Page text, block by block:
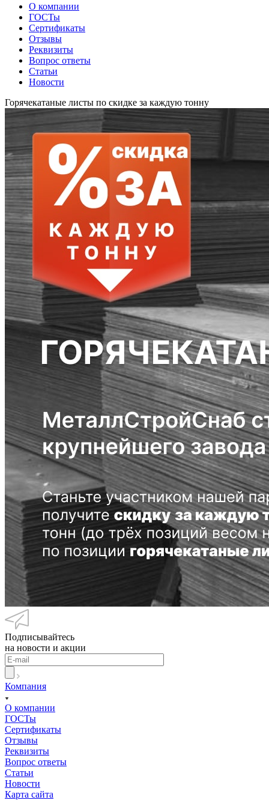
О компании
ГОСТы
Сертификаты
Отзывы
Реквизиты
Вопрос ответы
Статьи
Новости
Горячекатаные листы по скидке за каждую тонну
Подписывайтесь
на новости и акции
Компания
О компании
ГОСТы
Сертификаты
Отзывы
Реквизиты
Вопрос ответы
Статьи
Новости
Карта сайта